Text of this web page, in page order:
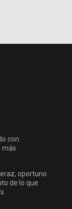
con
más
oportuno
de lo que